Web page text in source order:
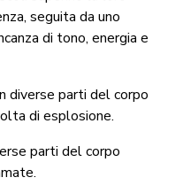
seguita da uno
di tono, energia e
diverse parti del corpo
di esplosione.
parti del corpo